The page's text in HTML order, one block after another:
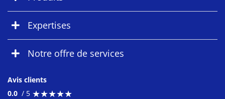
Expertises
Notre offre de services
Avis clients
0.0 / 5 ★★★★★
★★★★★